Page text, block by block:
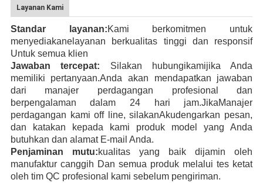
Layanan Kami
Standar layanan:Kami berkomitmen untuk
menyediakanelayanan berkualitas tinggi dan responsif
Untuk semua klien
Jawaban tercepat:
Silakan hubungikamijika Anda
memiliki pertanyaan.Anda akan mendapatkan jawaban
dari manajer perdagangan profesional dan
berpengalaman
dalam 24 hari jam.JikaManajer
perdagangan kami off line, silakanAkudengarkan pesan,
dan katakan kepada kami produk
model yang Anda
butuhkan dan alamat E-mail Anda.
Penjaminan mutu:kualitas yang baik dijamin oleh
manufaktur canggih Dan semua produk melalui tes ketat
oleh tim QC profesional kami sebelum pengiriman.